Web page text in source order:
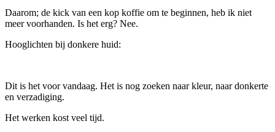
Daarom; de kick van een kop koffie om te beginnen, heb ik niet
meer voorhanden. Is het erg? Nee.
Hooglichten bij donkere huid:
Dit is het voor vandaag. Het is nog zoeken naar kleur, naar donkerte
en verzadiging.
Het werken kost veel tijd.